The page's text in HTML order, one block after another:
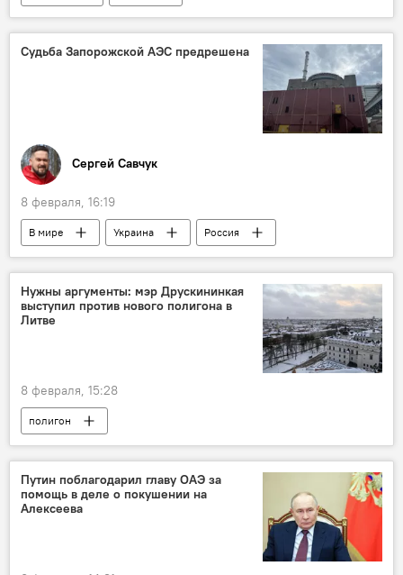
искусственный интеллект
Общество
Судьба Запорожской АЭС предрешена
Сергей Савчук
8 февраля, 16:19
В мире Украина
Россия
Запорожская АЭС (ЗАЭС)
Владимир Путин
Нужны аргументы: мэр Друскининкая
выступил против нового полигона в
Литве
8 февраля, 15:28
полигон
Скандал с полигоном в Сувалкском коридоре
Политика
Путин поблагодарил главу ОАЭ за
помощь в деле о покушении на
Алексеева